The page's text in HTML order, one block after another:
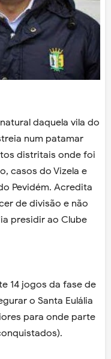
daquela vila do
num patamar
distritais onde foi
casos do Vizela e
Pevidém. Acredita
de divisão e não
presidir ao Clube
14 jogos da fase de
o Santa Eulália
para onde parte